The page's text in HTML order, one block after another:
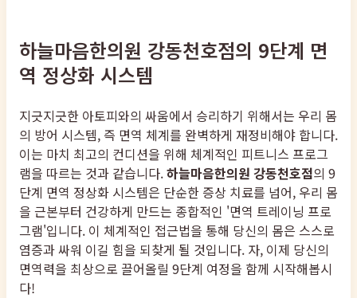
하늘마음한의원 강동천호점의 9단계 면
역 정상화 시스템
지긋지긋한 아토피와의 싸움에서 승리하기 위해서는 우리 몸
의 방어 시스템, 즉 면역 체계를 완벽하게 재정비해야 합니다.
이는 마치 최고의 컨디션을 위해 체계적인 피트니스 프로그
램을 따르는 것과 같습니다.하늘마음한의원 강동천호점의 9
단계 면역 정상화 시스템은 단순한 증상 치료를 넘어, 우리 몸
을 근본부터 건강하게 만드는 종합적인 '면역 트레이닝 프로
그램'입니다. 이 체계적인 접근법을 통해 당신의 몸은 스스로
염증과 싸워 이길 힘을 되찾게 될 것입니다. 자, 이제 당신의
면역력을 최상으로 끌어올릴 9단계 여정을 함께 시작해봅시
다!